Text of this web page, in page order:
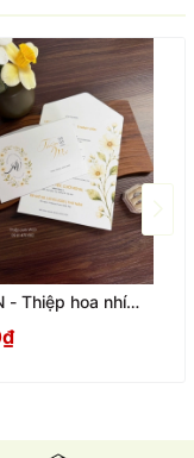
- Thiệp hoa nhí